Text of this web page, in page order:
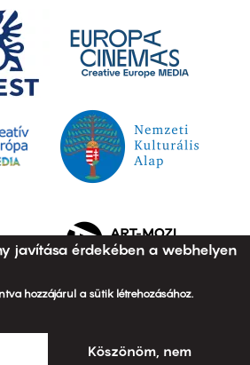
javítása érdekében a webhelyen
hozzájárul a sütik létrehozásához.
Köszönöm, nem